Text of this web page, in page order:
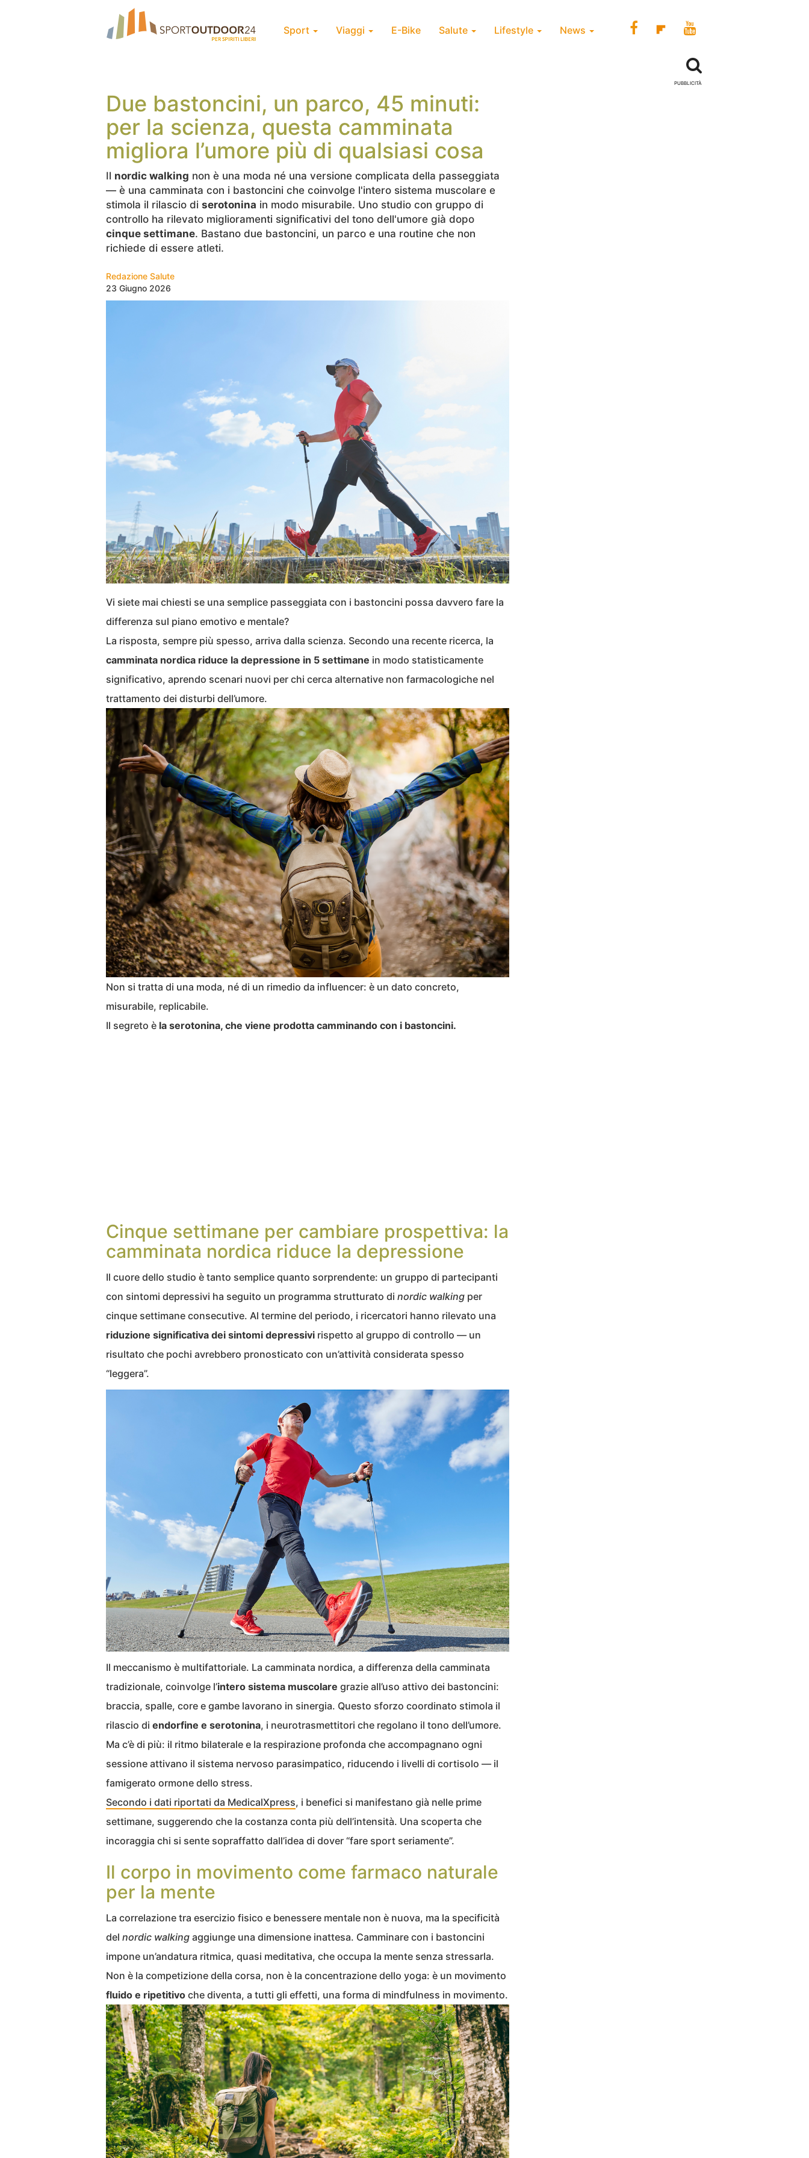
Sport Viaggi E-Bike Salute Lifestyle News
Due bastoncini, un parco, 45 minuti:
per la scienza, questa camminata
migliora l’umore più di qualsiasi cosa
Il nordic walking non è una moda né una versione complicata della passeggiata
— è una camminata con i bastoncini che coinvolge l'intero sistema muscolare e
stimola il rilascio di serotonina in modo misurabile. Uno studio con gruppo di
controllo ha rilevato miglioramenti significativi del tono dell'umore già dopo
cinque settimane. Bastano due bastoncini, un parco e una routine che non
richiede di essere atleti.
Redazione Salute
23 Giugno 2026
Vi siete mai chiesti se una semplice passeggiata con i bastoncini possa davvero fare la
differenza sul piano emotivo e mentale?
La risposta, sempre più spesso, arriva dalla scienza. Secondo una recente ricerca, la
camminata nordica riduce la depressione in 5 settimane in modo statisticamente
significativo, aprendo scenari nuovi per chi cerca alternative non farmacologiche nel
trattamento dei disturbi dell’umore.
Non si tratta di una moda, né di un rimedio da influencer: è un dato concreto,
misurabile, replicabile.
Il segreto è la serotonina, che viene prodotta camminando con i bastoncini.
Cinque settimane per cambiare prospettiva: la
camminata nordica riduce la depressione
Il cuore dello studio è tanto semplice quanto sorprendente: un gruppo di partecipanti
con sintomi depressivi ha seguito un programma strutturato di nordic walking per
cinque settimane consecutive. Al termine del periodo, i ricercatori hanno rilevato una
riduzione significativa dei sintomi depressivi rispetto al gruppo di controllo — un
risultato che pochi avrebbero pronosticato con un’attività considerata spesso
“leggera”.
Il meccanismo è multifattoriale. La camminata nordica, a differenza della camminata
tradizionale, coinvolge l’intero sistema muscolare grazie all’uso attivo dei bastoncini:
braccia, spalle, core e gambe lavorano in sinergia. Questo sforzo coordinato stimola il
rilascio di endorfine e serotonina, i neurotrasmettitori che regolano il tono dell’umore.
Ma c’è di più: il ritmo bilaterale e la respirazione profonda che accompagnano ogni
sessione attivano il sistema nervoso parasimpatico, riducendo i livelli di cortisolo — il
famigerato ormone dello stress.
Secondo i dati riportati da MedicalXpress, i benefici si manifestano già nelle prime
settimane, suggerendo che la costanza conta più dell’intensità. Una scoperta che
incoraggia chi si sente sopraffatto dall’idea di dover “fare sport seriamente”.
Il corpo in movimento come farmaco naturale
per la mente
La correlazione tra esercizio fisico e benessere mentale non è nuova, ma la specificità
del nordic walking aggiunge una dimensione inattesa. Camminare con i bastoncini
impone un’andatura ritmica, quasi meditativa, che occupa la mente senza stressarla.
Non è la competizione della corsa, non è la concentrazione dello yoga: è un movimento
fluido e ripetitivo che diventa, a tutti gli effetti, una forma di mindfulness in movimento.
PUBBLICITÀ